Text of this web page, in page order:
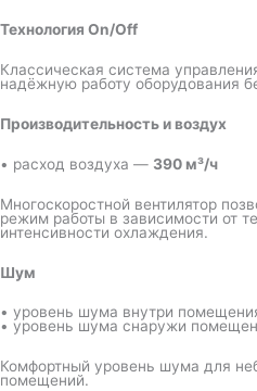
Технология On/Off
Классическая система
надёжную работу оборудования
Производительность и воздух
• расход воздуха — 390 м³/ч
Многоскоростной вентилятор
режим работы в зависимости от
интенсивности охлаждения.
Шум
• уровень шума внутри
• уровень шума снаружи
Комфортный уровень шума для
помещений.